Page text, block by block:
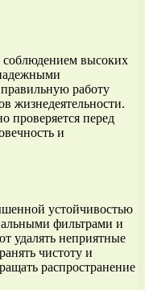
соблюдением высоких
работу
жизнедеятельности.
проверяется перед
и
устойчивостью
фильтрами и
удалять неприятные
чистоту и
распространение